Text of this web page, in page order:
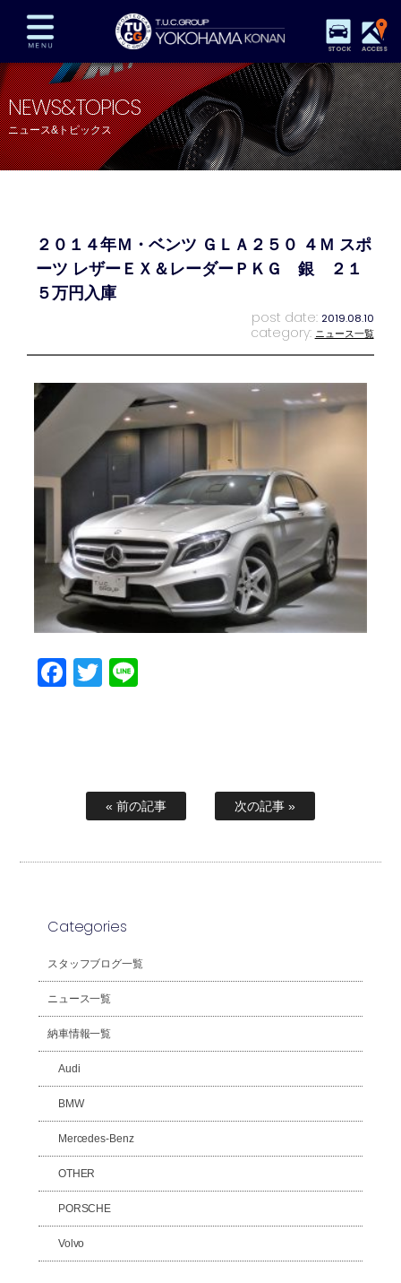
STOCK ACCESS
在庫車両情報 保証&サービス パーツリスト
TUCとは？ 店舗情報 アクセスマップ
全国納車 特別作業 注文販売
プライバシーポリシー スタッフblog 納車blog
NEWS&TOPICS
ニュース&トピックス
２０１４年Ｍ・ベンツ ＧＬＡ２５０ ４Ｍ スポ
ーツ レザーＥＸ＆レーダーＰＫＧ 銀 ２１
５万円入庫
post date: 2019.08.10
category: ニュース一覧
Facebook
Twitter
« 前の記事 次の記事 »
Categories
スタッフブログ一覧
ニュース一覧
納車情報一覧
Audi
BMW
Mercedes-Benz
OTHER
PORSCHE
Volvo